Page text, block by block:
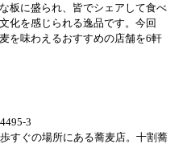
板に盛られ、皆でシェアして食べ
化を感じられる逸品です。今回
を味わえるおすすめの店舗を6軒
3
すぐの場所にある蕎麦店。十割蕎